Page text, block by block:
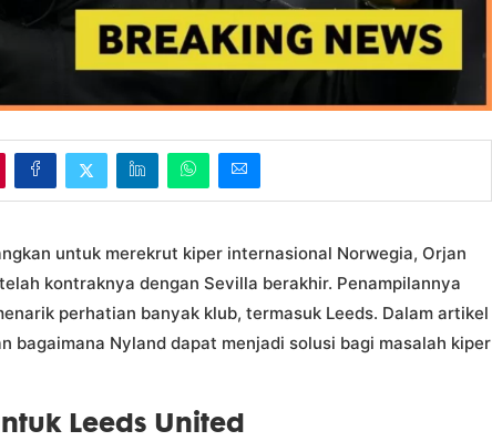
untuk merekrut kiper internasional Norwegia, Orjan
kontraknya dengan Sevilla berakhir. Penampilannya
perhatian banyak klub, termasuk Leeds. Dalam artikel
bagaimana Nyland dapat menjadi solusi bagi masalah kiper
Leeds United